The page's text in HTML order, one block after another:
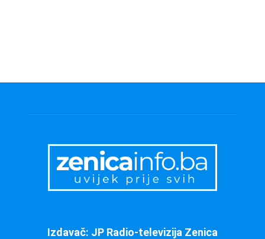
Izdavač: JP Radio-televizija Zenica